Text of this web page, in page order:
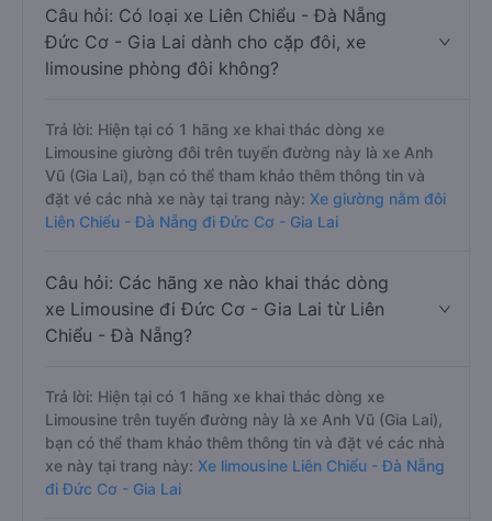
Câu hỏi: Có loại xe Liên Chiểu - Đà Nẵng
Đức Cơ - Gia Lai dành cho cặp đôi, xe
limousine phòng đôi không?
Trả lời: Hiện tại có 1 hãng xe khai thác dòng xe
Limousine giường đôi trên tuyến đường này là xe Anh
Vũ (Gia Lai), bạn có thể tham khảo thêm thông tin và
đặt vé các nhà xe này tại trang này: Xe giường nằm đôi
Liên Chiểu - Đà Nẵng đi Đức Cơ - Gia Lai
Câu hỏi: Các hãng xe nào khai thác dòng
xe Limousine đi Đức Cơ - Gia Lai từ Liên
Chiểu - Đà Nẵng?
Trả lời: Hiện tại có 1 hãng xe khai thác dòng xe
Limousine trên tuyến đường này là xe Anh Vũ (Gia Lai),
bạn có thể tham khảo thêm thông tin và đặt vé các nhà
xe này tại trang này: Xe limousine Liên Chiểu - Đà Nẵng
đi Đức Cơ - Gia Lai